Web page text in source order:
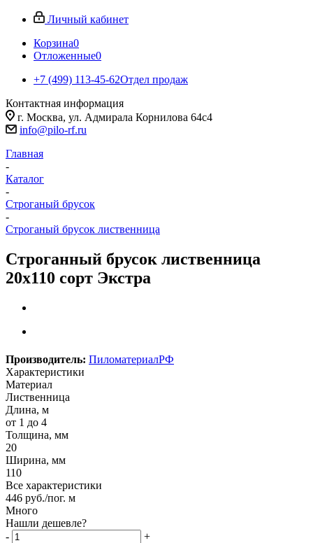
Личный кабинет
Корзина0
Отложенные0
+7 (499) 113-45-62Отдел продаж
Контактная информация
г. Москва, ул. Адмирала Корнилова 64с4
info@pilo-rf.ru
Главная
-
Каталог
-
Строганый брусок
-
Строганый брусок лиственница
Строганный брусок лиственница
20х110 сорт Экстра
Производитель: ПиломатериалРФ
Характеристики
Материал
Лиственница
Длина, м
от 1 до 4
Толщина, мм
20
Ширина, мм
110
Все характеристики
446 руб./пог. м
Много
Нашли дешевле?
-
+